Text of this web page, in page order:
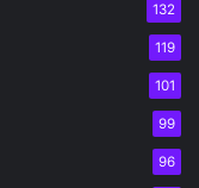
132
119
101
99
96